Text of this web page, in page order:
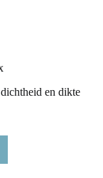
en dikte